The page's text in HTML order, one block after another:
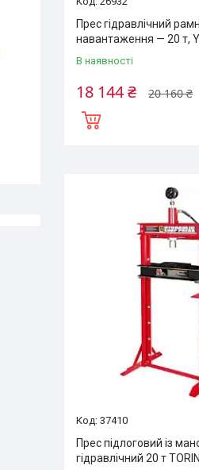
Прес гідравлічний
навантаження — 20 т,
В наявності
20 160 ₴
18 144 ₴
37410
Прес підлоговий із
гідравлічний 20 т